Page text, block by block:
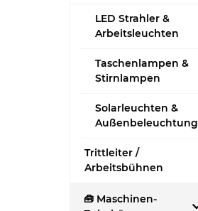
LED Strahler &
Arbeitsleuchten
Taschenlampen &
Stirnlampen
Solarleuchten &
Außenbeleuchtung
Trittleiter /
Arbeitsbühnen
🧰 Maschinen-